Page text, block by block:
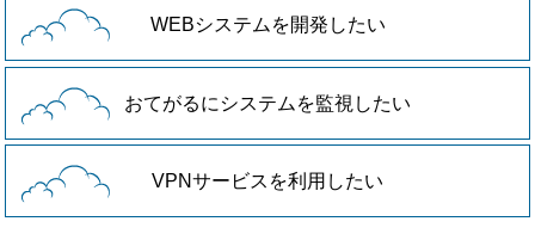
WEBシステムを開発したい
おてがるにシステムを監視したい
VPNサービスを利用したい